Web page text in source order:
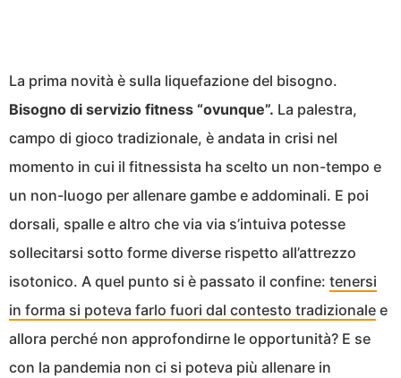
La prima novità è sulla liquefazione del bisogno.
Bisogno di servizio fitness “ovunque”. La palestra,
campo di gioco tradizionale, è andata in crisi nel
momento in cui il fitnessista ha scelto un non-tempo e
un non-luogo per allenare gambe e addominali. E poi
dorsali, spalle e altro che via via s’intuiva potesse
sollecitarsi sotto forme diverse rispetto all’attrezzo
isotonico. A quel punto si è passato il confine: tenersi
in forma si poteva farlo fuori dal contesto tradizionale e
allora perché non approfondirne le opportunità? E se
con la pandemia non ci si poteva più allenare in